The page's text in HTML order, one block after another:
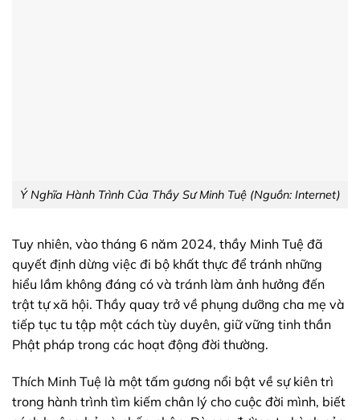
Ý Nghĩa Hành Trình Của Thầy Sư Minh Tuệ (Nguồn: Internet)
Tuy nhiên, vào tháng 6 năm 2024, thầy Minh Tuệ đã
quyết định dừng việc đi bộ khất thực để tránh những
hiểu lầm không đáng có và tránh làm ảnh hưởng đến
trật tự xã hội. Thầy quay trở về phụng dưỡng cha mẹ và
tiếp tục tu tập một cách tùy duyên, giữ vững tinh thần
Phật pháp trong các hoạt động đời thường.
Thích Minh Tuệ là một tấm gương nổi bật về sự kiên trì
trong hành trình tìm kiếm chân lý cho cuộc đời mình, biết